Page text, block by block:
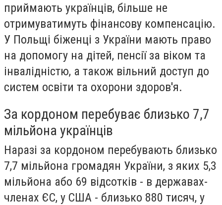
приймають українців, більше не
отримуватимуть фінансову компенсацію.
У Польщі біженці з України мають право
на допомогу на дітей, пенсії за віком та
інвалідністю, а також вільний доступ до
систем освіти та охорони здоров'я.
За кордоном перебуває близько 7,7
мільйона українців
Наразі за кордоном перебувають близько
7,7 мільйона громадян України, з яких 5,3
мільйона або 69 відсотків - в державах-
членах ЄС, у США - близько 880 тисяч, у